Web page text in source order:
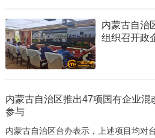
内蒙古自治
组织召开政
内蒙古自治区推出47项国有企业混
参与
内蒙古自治区台办表示，上述项目均对